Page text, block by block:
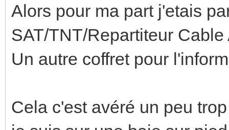
Alors pour ma part j'etais
SAT/TNT/Repartiteur
Un autre coffret pour
Cela c'est avéré un peu